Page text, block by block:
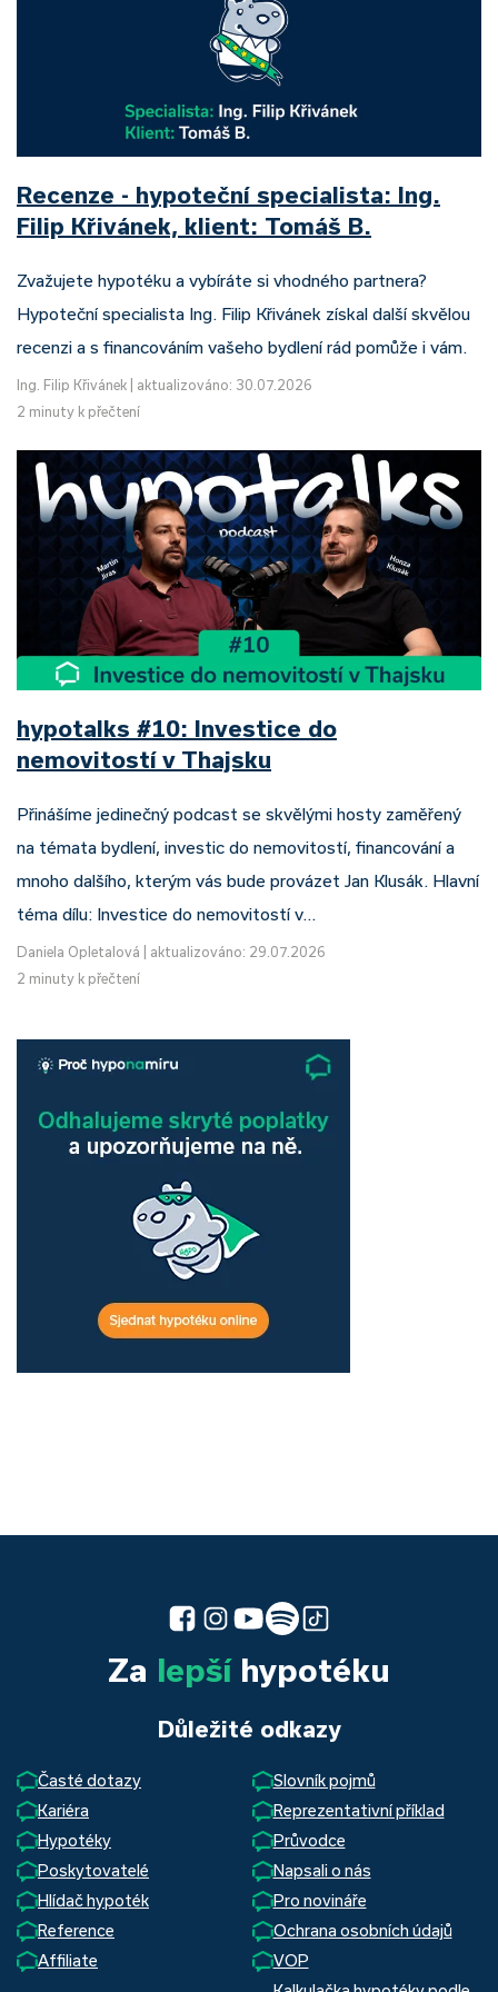
Recenze - hypoteční specialista: Ing.
Filip Křivánek, klient: Tomáš B.
Zvažujete hypotéku a vybíráte si vhodného partnera?
Hypoteční specialista Ing. Filip Křivánek získal další skvělou
recenzi a s financováním vašeho bydlení rád pomůže i vám.
Ing. Filip Křivánek
aktualizováno: 30.07.2026
2 minuty k přečtení
hypotalks #10: Investice do
nemovitostí v Thajsku
Přinášíme jedinečný podcast se skvělými hosty zaměřený
na témata bydlení, investic do nemovitostí, financování a
mnoho dalšího, kterým vás bude provázet Jan Klusák. Hlavní
téma dílu: Investice do nemovitostí v…
Daniela Opletalová
aktualizováno: 29.07.2026
2 minuty k přečtení
Za lepšíhypotéku
Důležité odkazy
Časté dotazy
Slovník pojmů
Kariéra
Reprezentativní příklad
Hypotéky
Průvodce
Poskytovatelé
Napsali o nás
Hlídač hypoték
Pro novináře
Reference
Ochrana osobních údajů
Affiliate
VOP